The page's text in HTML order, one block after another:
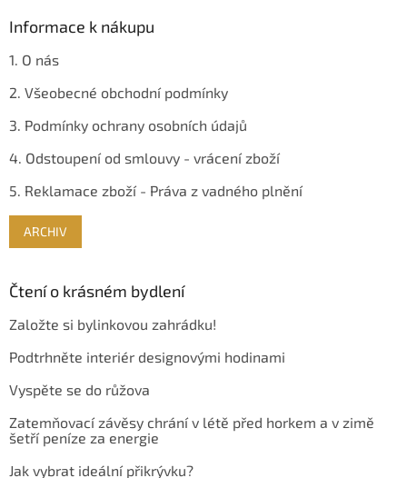
Informace k nákupu
1. O nás
2. Všeobecné obchodní podmínky
3. Podmínky ochrany osobních údajů
4. Odstoupení od smlouvy - vrácení zboží
5. Reklamace zboží - Práva z vadného plnění
ARCHIV
Čtení o krásném bydlení
Založte si bylinkovou zahrádku!
Podtrhněte interiér designovými hodinami
Vyspěte se do růžova
Zatemňovací závěsy chrání v létě před horkem a v zimě
šetří peníze za energie
Jak vybrat ideální přikrývku?